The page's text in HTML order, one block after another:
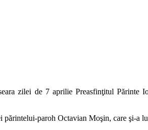
zilei de 7 aprilie Preasfinţitul Părinte
paroh Octavian Moşin, care şi-a